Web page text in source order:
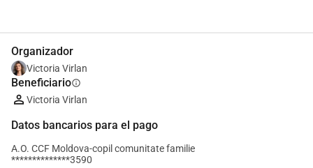
Organizador
Victoria Virlan
Beneficiarioinfo
Victoria Virlan
Datos bancarios para el pago
A.O. CCF Moldova-copil comunitate familie
**************3590